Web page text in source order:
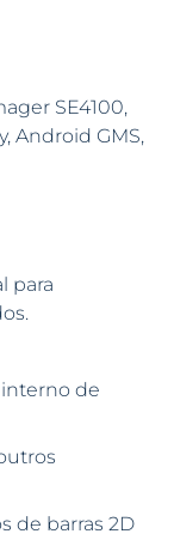
SE4100,
Android GMS,
para
de
de barras 2D